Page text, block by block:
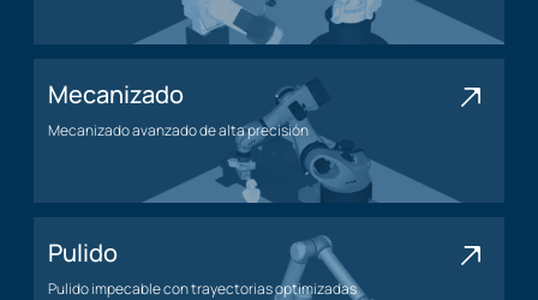
Aplicación de soldadura
Mecanizado
Mecanizado avanzado de alta precisión
Aplicación de mecanizado
Pulido
Pulido impecable con trayectorias optimizadas